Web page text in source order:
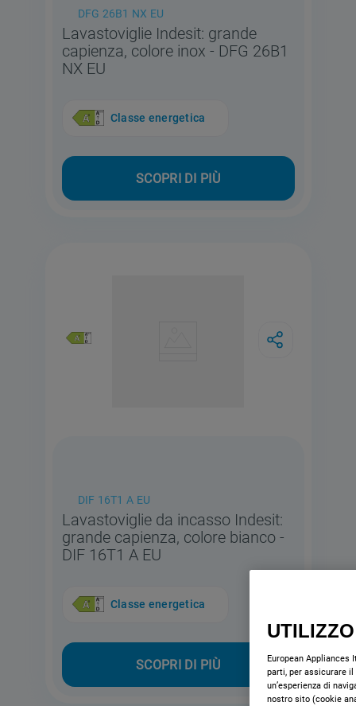
DFG 26B1 NX EU
Lavastoviglie Indesit: grande
capienza, colore inox - DFG 26B1
NX EU
Classe energetica
SCOPRI DI PIÙ
DIF 16T1 A EU
Lavastoviglie da incasso Indesit:
grande capienza, colore bianco -
DIF 16T1 A EU
Classe energetica
SCOPRI DI PIÙ
European Appliances
parti, per assicurare
un’esperienza di
nostro sito (cookie